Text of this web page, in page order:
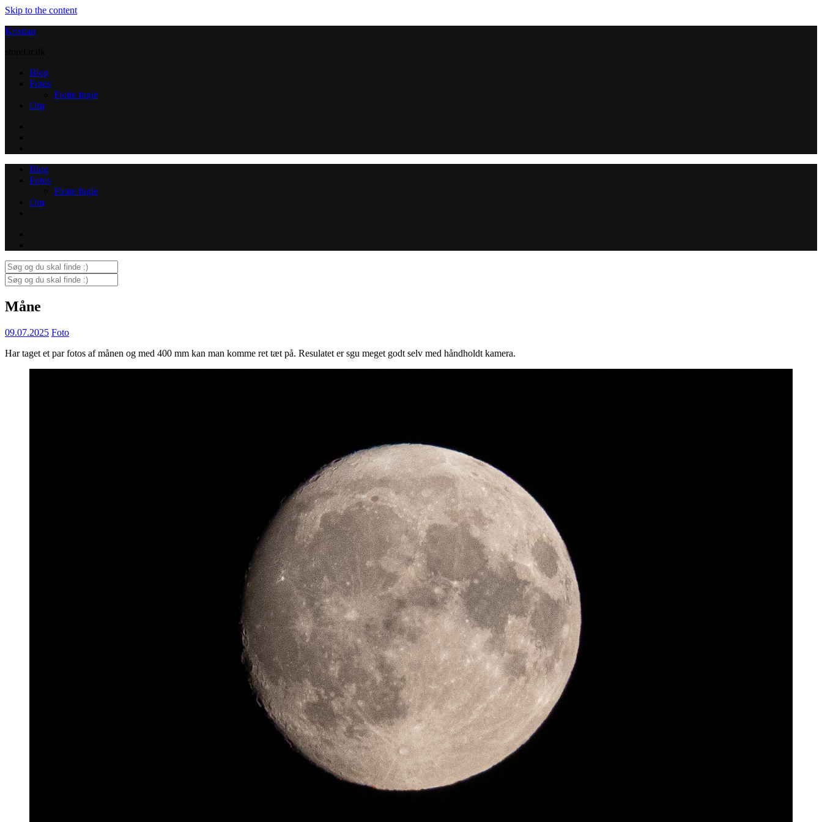
Skip to the content
Kristian
Blog
Fotos
Flotte fugle
Om
Blog
Fotos
Flotte fugle
Om
Search
for:
Search
for:
Måne
09.07.2025 Foto
Har taget et par fotos af månen og med 400 mm kan man komme ret tæt på. Resulatet er sgu meget godt selv med håndholdt kamera.